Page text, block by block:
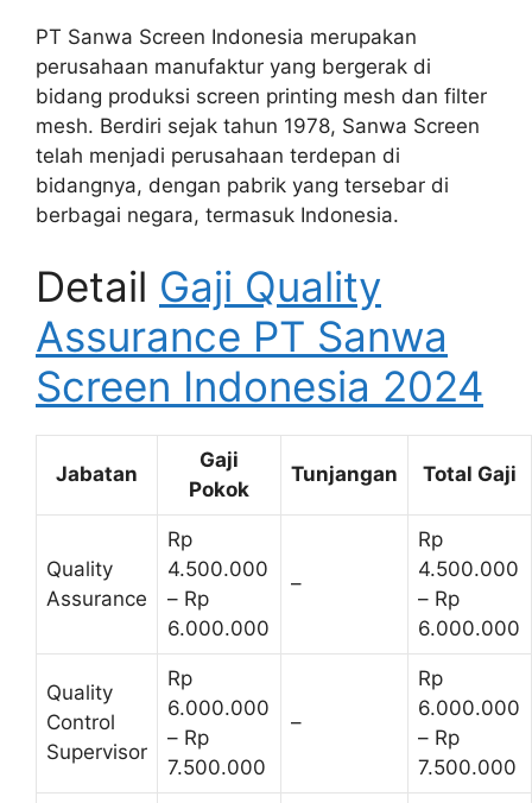
PT Sanwa Screen Indonesia merupakan
perusahaan manufaktur yang bergerak di
bidang produksi screen printing mesh dan filter
mesh. Berdiri sejak tahun 1978, Sanwa Screen
telah menjadi perusahaan terdepan di
bidangnya, dengan pabrik yang tersebar di
berbagai negara, termasuk Indonesia.
Detail Gaji Quality
Assurance PT Sanwa
Screen Indonesia 2024
Jabatan
Gaji
Pokok
Tunjangan Total Gaji
Quality
Assurance
Rp
4.500.000
– Rp
6.000.000
–
Rp
4.500.000
– Rp
6.000.000
Quality
Control
Supervisor
Rp
6.000.000
– Rp
7.500.000
–
Rp
6.000.000
– Rp
7.500.000